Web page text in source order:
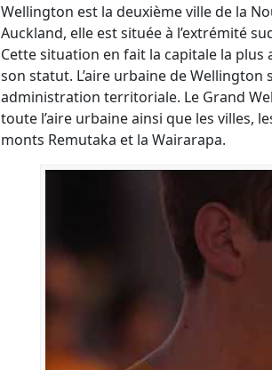
Wellington est la deuxième ville de la
Auckland, elle est située à l’extrémité
Cette situation en fait la capitale la plus
son statut. L’aire urbaine de Wellington
administration territoriale. Le Grand
toute l’aire urbaine ainsi que les villes,
monts Remutaka et la Wairarapa.